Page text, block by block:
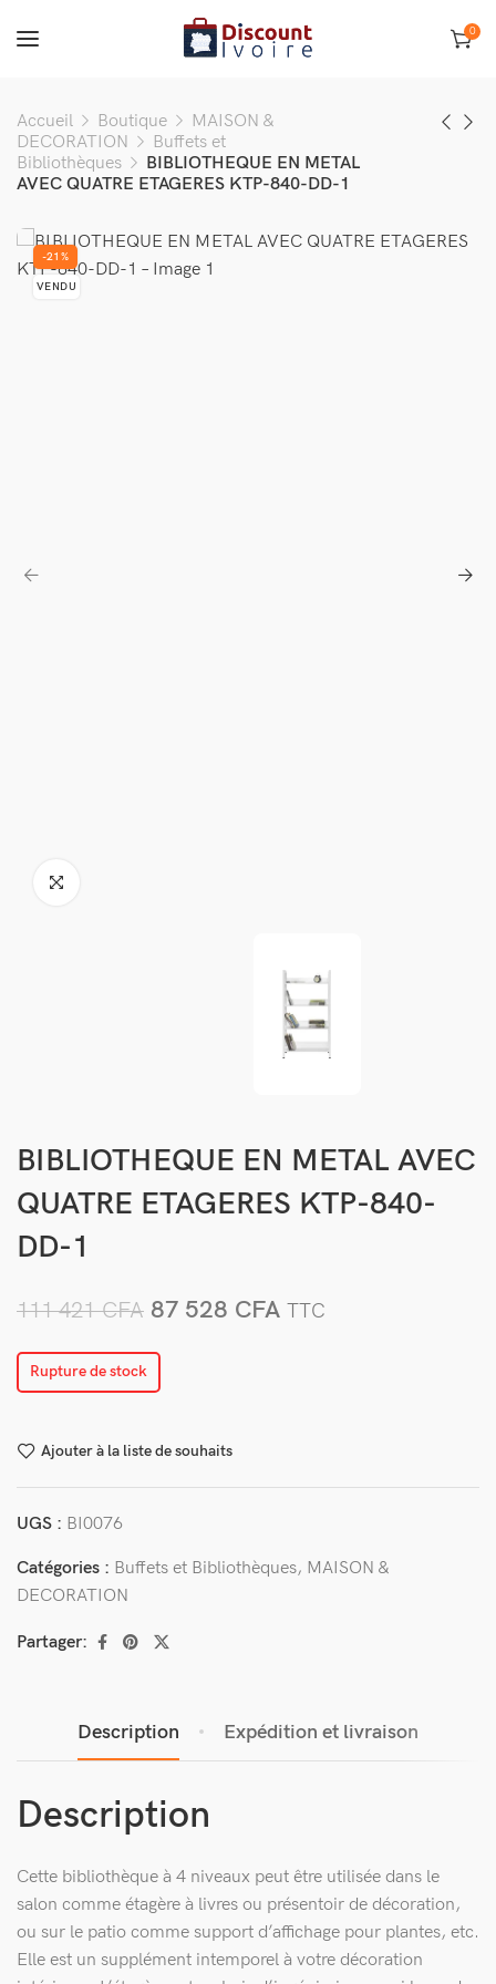
0
Accueil Boutique
MAISON &
DECORATION
Buffets et
Bibliothèques
BIBLIOTHEQUE EN METAL
AVEC QUATRE ETAGERES KTP-840-DD-1
-21%
VENDU
BIBLIOTHEQUE EN METAL AVEC
QUATRE ETAGERES KTP-840-
DD-1
111 421CFA 87 528 CFA TTC
Rupture de stock
Ajouter à la liste de souhaits
UGS : BI0076
Catégories : Buffets et Bibliothèques, MAISON &
DECORATION
Partager:
Description Expédition et livraison
Description
Cette bibliothèque à 4 niveaux peut être utilisée dans le
salon comme étagère à livres ou présentoir de décoration,
ou sur le patio comme support d’affichage pour plantes, etc.
Elle est un supplément intemporel à votre décoration